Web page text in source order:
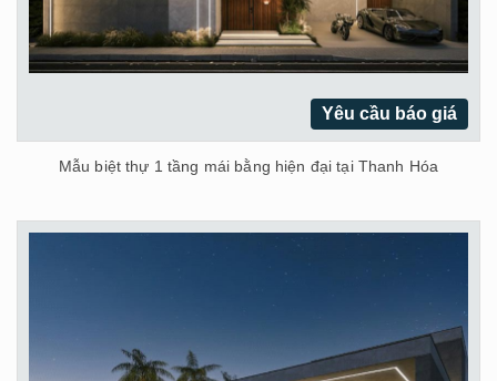
Yêu cầu báo giá
Mẫu biệt thự 1 tầng mái bằng hiện đại tại Thanh Hóa